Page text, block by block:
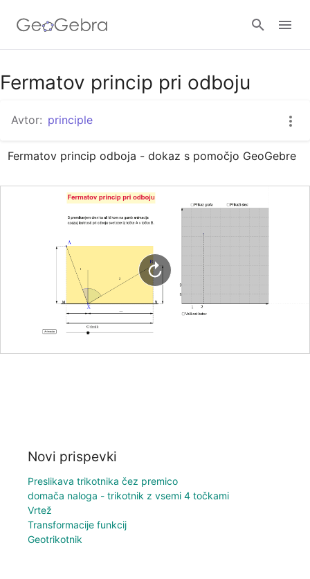
Google Classroom
GeoGebra Classroom
Fermatov princip pri odboju
Avtor: principle
Fermatov princip odboja - dokaz s pomočjo GeoGebre
Novi prispevki
Preslikava trikotnika čez premico
domača naloga - trikotnik z vsemi 4 točkami
Vrtež
Transformacije funkcij
Geotrikotnik